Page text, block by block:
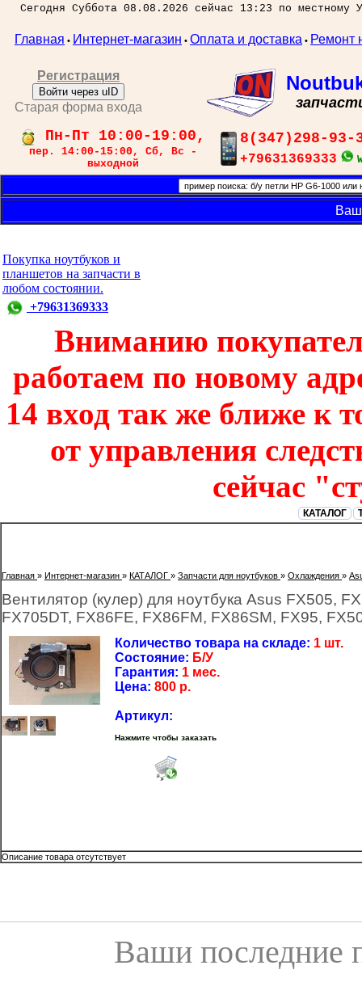
Сегодня Суббота 08.08.2026 сейчас 13:23 по местному
Главная • Интернет-магазин • Оплата и доставка • Ремонт
Регистрация
Войти через uID
Старая форма входа
Пн-Пт 10:00-19:00,
пер. 14:00-15:00, Сб, Вс -
выходной
8(347)298-93-
+79631369333
Покупка ноутбуков и
планшетов на запчасти в
любом состоянии.
+79631369333
Вниманию
работаем по новому
14 вход так же ближе к
от управления
сейчас
КАТАЛОГ
Главная » Интернет-магазин » КАТАЛОГ » Запчасти для ноутбуков » Охлаждения »
Вентилятор (кулер) для ноутбука Asus FX505,
FX705DT, FX86FE, FX86FM, FX86SM, FX95,
Количество товара на складе: 1 шт.
Состояние: Б/У
Гарантия: 1 мес.
Цена: 800 р.
Артикул:
Нажмите чтобы заказать
Описание товара отсутствует
Ваши последние